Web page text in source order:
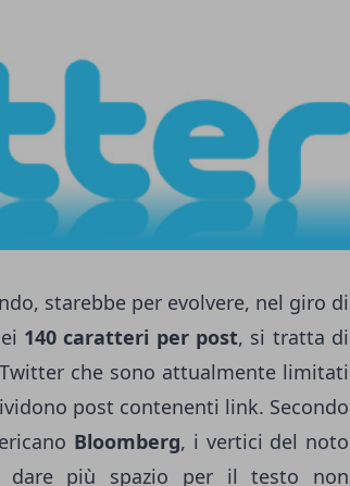
starebbe per evolvere, nel giro di
140 caratteri per post, si tratta di
che sono attualmente limitati
post contenenti link. Secondo
Bloomberg, i vertici del noto
dare più spazio per il testo non